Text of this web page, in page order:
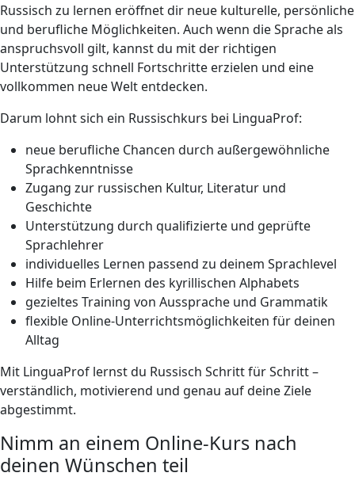
Russisch zu lernen eröffnet dir neue kulturelle, persönliche
und berufliche Möglichkeiten. Auch wenn die Sprache als
anspruchsvoll gilt, kannst du mit der richtigen
Unterstützung schnell Fortschritte erzielen und eine
vollkommen neue Welt entdecken.
Darum lohnt sich ein Russischkurs bei LinguaProf:
neue berufliche Chancen durch außergewöhnliche
Sprachkenntnisse
Zugang zur russischen Kultur, Literatur und
Geschichte
Unterstützung durch qualifizierte und geprüfte
Sprachlehrer
individuelles Lernen passend zu deinem Sprachlevel
Hilfe beim Erlernen des kyrillischen Alphabets
gezieltes Training von Aussprache und Grammatik
flexible Online-Unterrichtsmöglichkeiten für deinen
Alltag
Mit LinguaProf lernst du Russisch Schritt für Schritt –
verständlich, motivierend und genau auf deine Ziele
abgestimmt.
Nimm an einem Online-Kurs nach
deinen Wünschen teil